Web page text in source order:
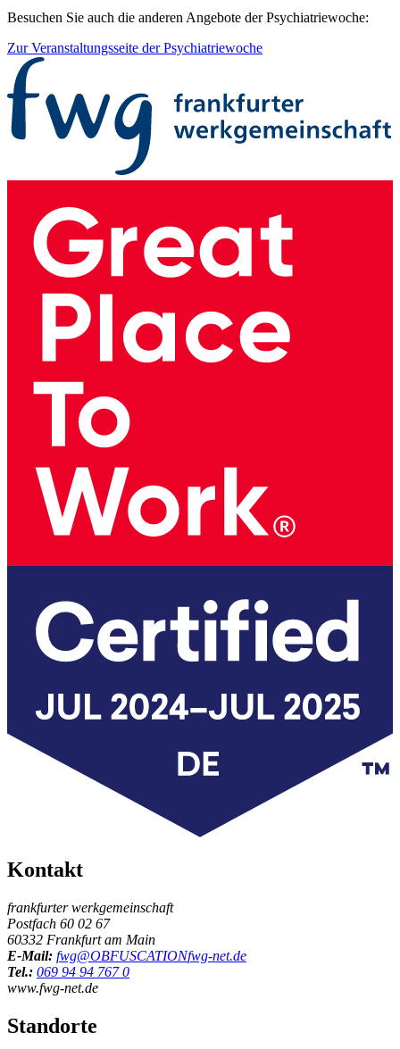
Besuchen Sie auch die anderen Angebote der Psychiatriewoche:
Zur Veranstaltungsseite der Psychiatriewoche
Kontakt
frankfurter werkgemeinschaft
Postfach 60 02 67
60332 Frankfurt am Main
E-Mail: fwg@OBFUSCATIONfwg-net.de
Tel.: 069 94 94 767 0
www.fwg-net.de
Standorte